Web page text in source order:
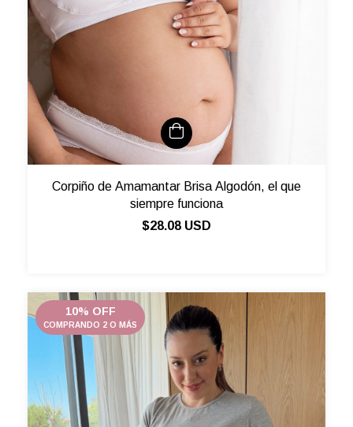
Corpiño de Amamantar Brisa Algodón, el que
siempre funciona
$28.08 USD
10% OFF
COMPRANDO 2 O MÁS